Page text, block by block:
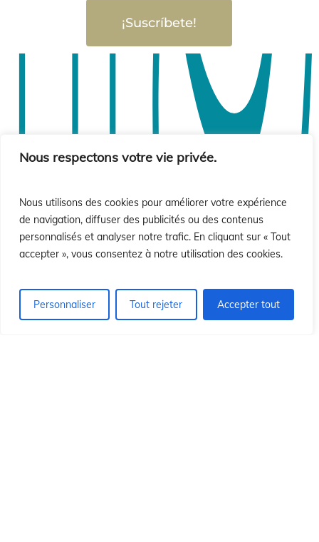
Nous respectons votre vie privée.
Nous utilisons des cookies pour améliorer votre expérience
de navigation, diffuser des publicités ou des contenus
personnalisés et analyser notre trafic. En cliquant sur « Tout
accepter », vous consentez à notre utilisation des cookies.
Personnaliser Tout rejeter Accepter tout
¡Suscríbete!